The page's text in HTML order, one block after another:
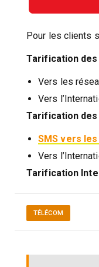
Pour les clients
Tarification des
Vers les
Vers
Tarification des
SMS vers
Vers
Tarification
TÉLÉCOM